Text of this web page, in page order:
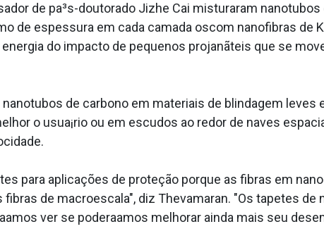
de pa³s-doutorado Jizhe Cai misturaram
de espessura em cada camada oscom nanofibras de
do impacto de pequenos projanãteis que se
de carbono em materiais de blindagem leves
o usua¡rio ou em escudos ao redor de naves
para aplicações de proteção porque as fibras em
de macroescala", diz Thevamaran. "Os tapetes de
ver se podera­amos melhorar ainda mais seu